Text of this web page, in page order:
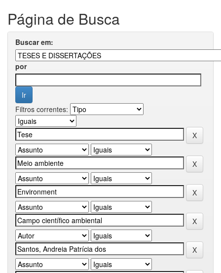
Página de Busca
Buscar em:
por
Filtros correntes: